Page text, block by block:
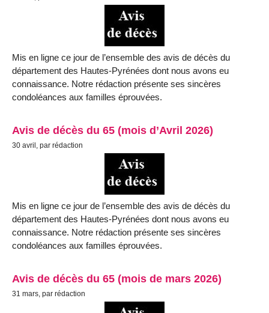
Mis en ligne ce jour de l’ensemble des avis de décès du
département des Hautes-Pyrénées dont nous avons eu
connaissance. Notre rédaction présente ses sincères
condoléances aux familles éprouvées.
Avis de décès du 65 (mois d’Avril 2026)
30 avril, par rédaction
Mis en ligne ce jour de l’ensemble des avis de décès du
département des Hautes-Pyrénées dont nous avons eu
connaissance. Notre rédaction présente ses sincères
condoléances aux familles éprouvées.
Avis de décès du 65 (mois de mars 2026)
31 mars, par rédaction